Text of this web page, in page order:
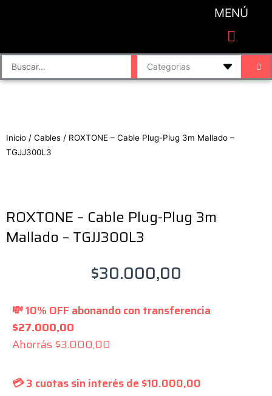
MENÚ
Search
...
Inicio / Cables / ROXTONE – Cable Plug-Plug 3m Mallado –
TGJJ300L3
ROXTONE – Cable Plug-Plug 3m
Mallado – TGJJ300L3
$30.000,00
💸 10% OFF abonando con transferencia
$27.000,00
Ahorrás $3.000,00
💳 3 cuotas sin interés de $10.000,00